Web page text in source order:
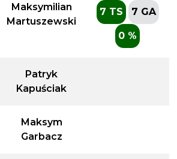
Maksymilian
Martuszewski
7 TS 7 GA
0 %
Patryk
Kapuściak
Maksym
Garbacz